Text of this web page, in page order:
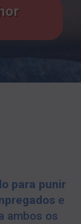
para punir
e
ambos os